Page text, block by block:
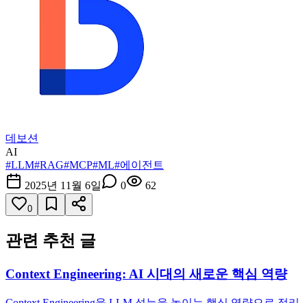
데보션
AI
#LLM#RAG#MCP#ML#에이전트
2025년 11월 6일
0 62
0
관련 추천 글
Context Engineering: AI 시대의 새로운 핵심 역량